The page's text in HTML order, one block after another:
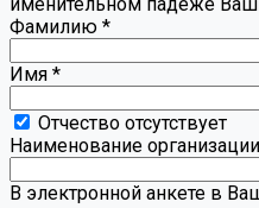
Фамилию *
Имя *
Отчество отсутствует
Наименование
В электронной анкете в